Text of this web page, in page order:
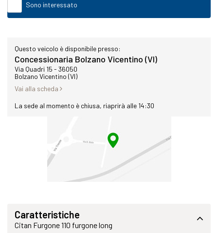
Sono interessato
Questo veicolo è disponibile presso:
Concessionaria Bolzano Vicentino (VI)
Via Quadri 15 - 36050
Bolzano Vicentino (VI)
Vai alla scheda
La sede al momento è chiusa, riaprirà alle 14:30
Caratteristiche
Citan Furgone 110 furgone long